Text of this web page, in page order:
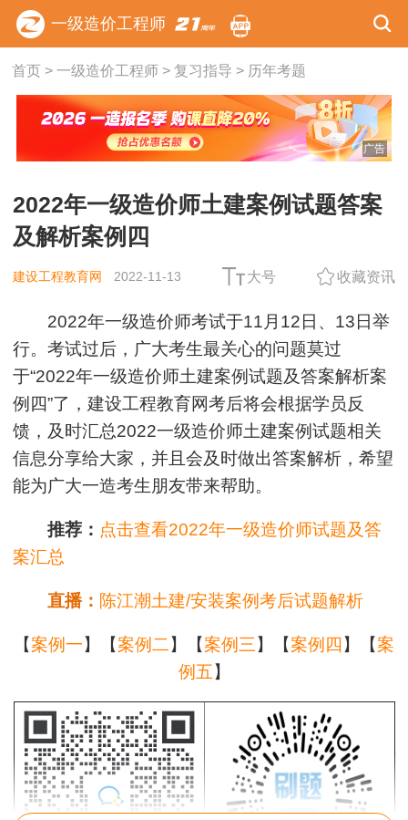
一级造价工程师
首页> 一级造价工程师> 复习指导 > 历年考题
广告
2022年一级造价师土建案例试题答案
及解析案例四
建设工程教育网 2022-11-13 大号 收藏资讯
2022年一级造价师考试于11月12日、13日举
行。考试过后，广大考生最关心的问题莫过
于“2022年一级造价师土建案例试题及答案解析案
例四”了，建设工程教育网考后将会根据学员反
馈，及时汇总2022一级造价师土建案例试题相关
信息分享给大家，并且会及时做出答案解析，希望
能为广大一造考生朋友带来帮助。
推荐： 点击查看2022年一级造价师试题及答
案汇总
直播： 陈江潮土建/安装案例考后试题解析
【案例一】【案例二】【案例三 】【案例四】【案
例五】